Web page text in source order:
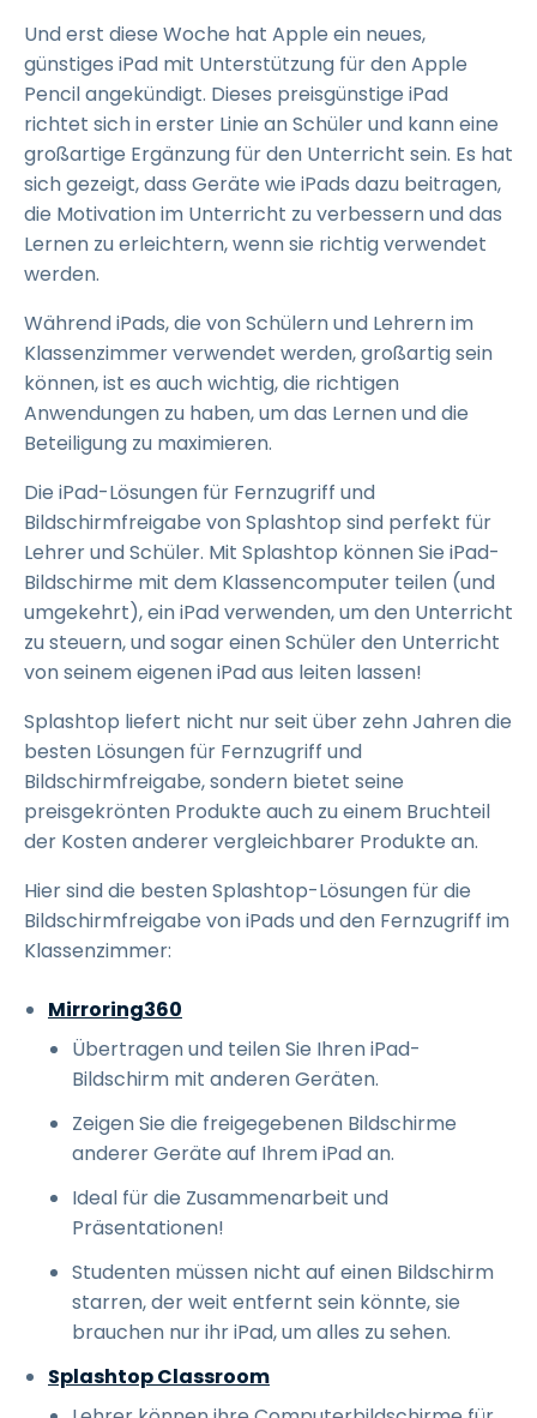
Und erst diese Woche hat Apple ein neues,
günstiges iPad mit Unterstützung für den Apple
Pencil angekündigt. Dieses preisgünstige iPad
richtet sich in erster Linie an Schüler und kann eine
großartige Ergänzung für den Unterricht sein. Es hat
sich gezeigt, dass Geräte wie iPads dazu beitragen,
die Motivation im Unterricht zu verbessern und das
Lernen zu erleichtern, wenn sie richtig verwendet
werden.
Während iPads, die von Schülern und Lehrern im
Klassenzimmer verwendet werden, großartig sein
können, ist es auch wichtig, die richtigen
Anwendungen zu haben, um das Lernen und die
Beteiligung zu maximieren.
Die iPad-Lösungen für Fernzugriff und
Bildschirmfreigabe von Splashtop sind perfekt für
Lehrer und Schüler. Mit Splashtop können Sie iPad-
Bildschirme mit dem Klassencomputer teilen (und
umgekehrt), ein iPad verwenden, um den Unterricht
zu steuern, und sogar einen Schüler den Unterricht
von seinem eigenen iPad aus leiten lassen!
Splashtop liefert nicht nur seit über zehn Jahren die
besten Lösungen für Fernzugriff und
Bildschirmfreigabe, sondern bietet seine
preisgekrönten Produkte auch zu einem Bruchteil
der Kosten anderer vergleichbarer Produkte an.
Hier sind die besten Splashtop-Lösungen für die
Bildschirmfreigabe von iPads und den Fernzugriff im
Klassenzimmer:
Mirroring360
Übertragen und teilen Sie Ihren iPad-
Bildschirm mit anderen Geräten.
Zeigen Sie die freigegebenen Bildschirme
anderer Geräte auf Ihrem iPad an.
Ideal für die Zusammenarbeit und
Präsentationen!
Studenten müssen nicht auf einen Bildschirm
starren, der weit entfernt sein könnte, sie
brauchen nur ihr iPad, um alles zu sehen.
Splashtop Classroom